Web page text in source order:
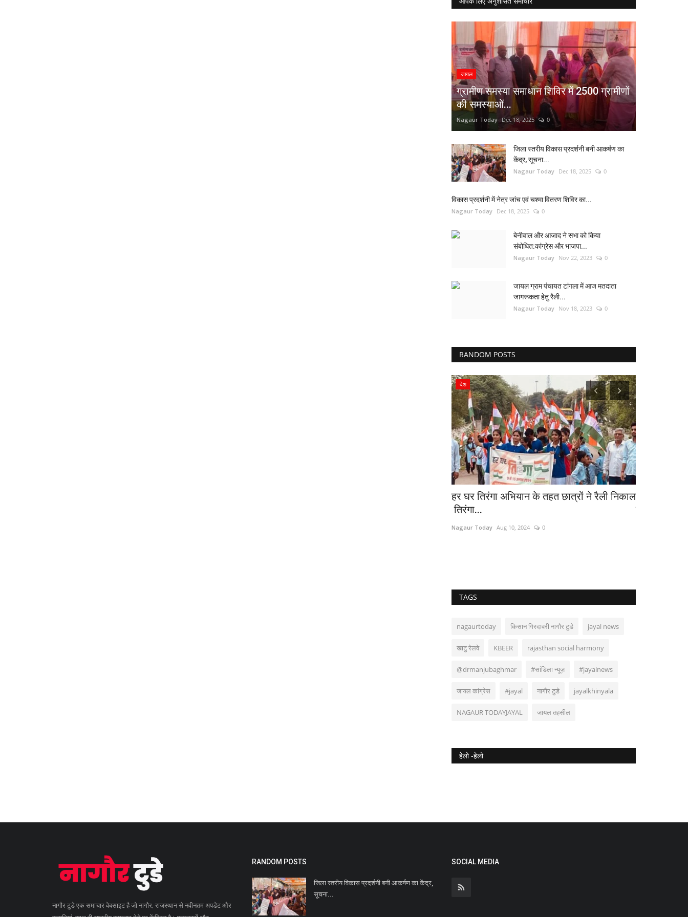
जायल
ग्रामीण समस्या समाधान शिविर में 2500 ग्रामीणों
की समस्याओं...
Nagaur Today Dec 18, 2025 0
जिला स्तरीय विकास प्रदर्शनी बनी आकर्षण का
केंद्र, सूचना...
Nagaur Today Dec 18, 2025 0
विकास प्रदर्शनी में नेत्र जांच एवं चश्मा वितरण शिविर का...
Nagaur Today Dec 18, 2025 0
बेनीवाल और आजाद ने सभा को किया
संबोधित:कांग्रेस और भाजपा...
Nagaur Today Nov 22, 2023 0
जायल ग्राम पंचायत टांगला में आज मतदाता
जागरूकता हेतु रैली...
Nagaur Today Nov 18, 2023 0
RANDOM POSTS
देश
हर घर तिरंगा अभियान के तहत छात्रों ने रैली निकाल
तिरंगा...
Nagaur Today Aug 10, 2024 0
TAGS
nagaurtoday किसान गिरदावरी नागौर टुडे jayal news
खाटु रेलवे KBEER rajasthan social harmony
@drmanjubaghmar #सांडिला न्यूज़ #jayalnews
जायल कांग्रेस #jayal नागौर टुडे jayalkhinyala
NAGAUR TODAYJAYAL जायल तहसील
हेलो -हेलो
नागौर टुडे एक समाचार वेबसाइट है जो नागौर, राजस्थान से नवीनतम अपडेट और
RANDOM POSTS
जिला स्तरीय विकास प्रदर्शनी बनी आकर्षण का केंद्र,
सूचना...
SOCIAL MEDIA